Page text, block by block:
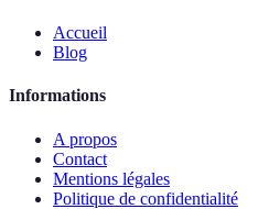
Accueil
Blog
Informations
A propos
Contact
Mentions légales
Politique de confidentialité